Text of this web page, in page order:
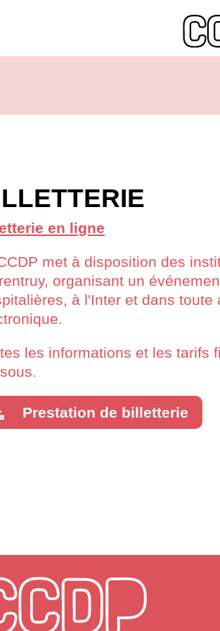
en ligne
met à disposition des
organisant un
à l'Inter et dans
les informations et les tarifs
Prestation de billetterie